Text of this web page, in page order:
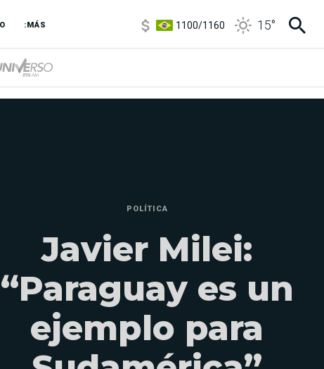
:MÁS
3,8/4
6850/7200
15°
POLÍTICA
Javier Milei:
“Paraguay es un
ejemplo para